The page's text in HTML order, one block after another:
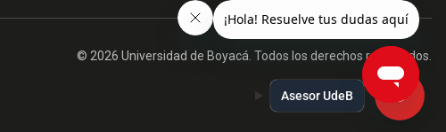
© 2026 Universidad de Boyacá. Todos los derechos reservados.
Asesor UdeB